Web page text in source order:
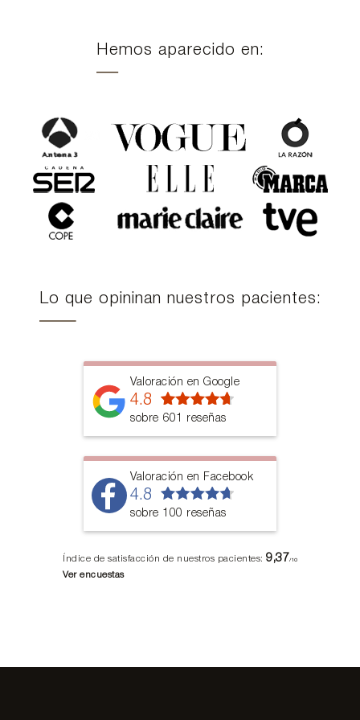
Hemos aparecido en:
Lo que opininan nuestros pacientes:
Valoración en Google
4.8
sobre 601 reseñas
Valoración en Facebook
4.8
sobre 100 reseñas
Índice de satisfacción de nuestros pacientes:9,37/10
Ver encuestas